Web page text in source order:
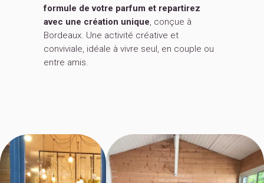
formule de votre parfum et repartirez
avec une création unique, conçue à
Bordeaux. Une activité créative et
conviviale, idéale à vivre seul, en couple ou
entre amis.